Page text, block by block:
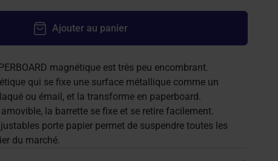
Ajouter au panier
magnétique est très peu encombrant.
qui se fixe une surface métallique comme un
ou émail, et la transforme en paperboard.
la barrette se fixe et se retire facilement.
porte papier permet de suspendre toutes les
du marché.